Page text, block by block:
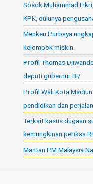
Sosok Muhammad
KPK, dulunya
Menkeu Purbaya
kelompok miskin.
Profil Thomas
deputi gubernur BI/
Profil Wali Kota
pendidikan dan
Terkait kasus dugaan
kemungkinan periksa
Mantan PM Malaysia